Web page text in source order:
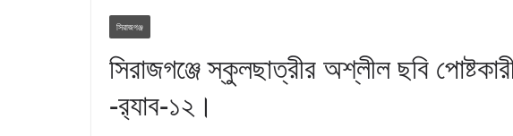
সিরাজগঞ্জ
সিরাজগঞ্জে স্কুলছাত্রীর অশ্লীল ছবি
-র‍্যাব-১২।